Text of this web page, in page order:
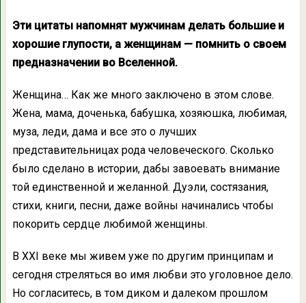
Эти цитаты напомнят мужчинам делать большие и
хорошие глупости, а женщинам — помнить о своем
предназначении во Вселенной.
Женщина… Как же много заключено в этом слове.
Жена, мама, доченька, бабушка, хозяюшка, любимая,
муза, леди, дама и все это о лучших
представительницах рода человеческого. Сколько
было сделано в истории, дабы завоевать внимание
той единственной и желанной. Дуэли, состязания,
стихи, книги, песни, даже войны начинались чтобы
покорить сердце любимой женщины.
В XXI веке мы живем уже по другим принципам и
сегодня стреляться во имя любви это уголовное дело.
Но согласитесь, в том диком и далеком прошлом